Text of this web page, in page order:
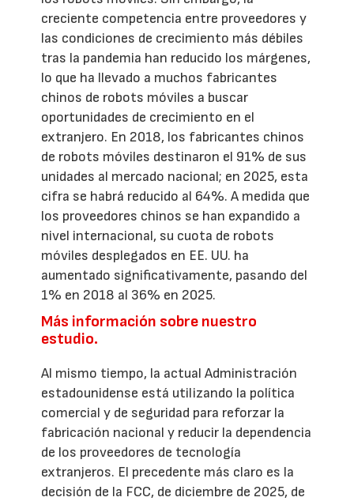
creciente competencia entre proveedores y
las condiciones de crecimiento más débiles
tras la pandemia han reducido los márgenes,
lo que ha llevado a muchos fabricantes
chinos de robots móviles a buscar
oportunidades de crecimiento en el
extranjero. En 2018, los fabricantes chinos
de robots móviles destinaron el 91% de sus
unidades al mercado nacional; en 2025, esta
cifra se habrá reducido al 64%. A medida que
los proveedores chinos se han expandido a
nivel internacional, su cuota de robots
móviles desplegados en EE. UU. ha
aumentado significativamente, pasando del
1% en 2018 al 36% en 2025.
Más información sobre nuestro
estudio.
Al mismo tiempo, la actual Administración
estadounidense está utilizando la política
comercial y de seguridad para reforzar la
fabricación nacional y reducir la dependencia
de los proveedores de tecnología
extranjeros. El precedente más claro es la
decisión de la FCC, de diciembre de 2025, de